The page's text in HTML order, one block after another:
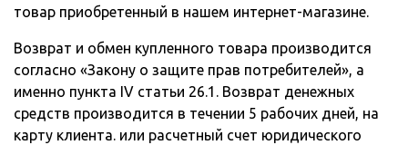
товар приобретенный в нашем интернет-магазине.
Возврат и обмен купленного товара производится
согласно «Закону о защите прав потребителей», а
именно пункта IV статьи 26.1. Возврат денежных
средств производится в течении 5 рабочих дней, на
карту клиента. или расчетный счет юридического